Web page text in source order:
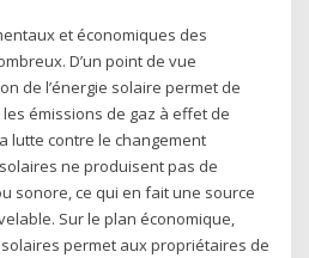
et économiques des
D’un point de vue
de l’énergie solaire permet de
émissions de gaz à effet de
lutte contre le changement
ne produisent pas de
sonore, ce qui en fait une source
Sur le plan économique,
permet aux propriétaires de